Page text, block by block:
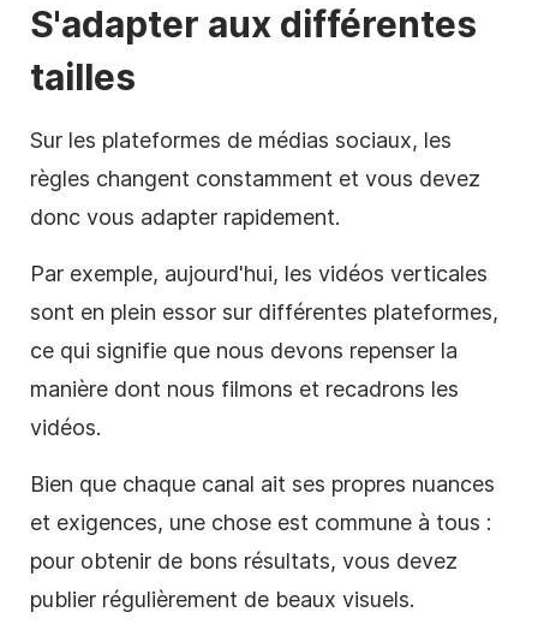
S'adapter aux différentes
tailles
Sur les plateformes de médias sociaux, les
règles changent constamment et vous devez
donc vous adapter rapidement.
Par exemple, aujourd'hui, les vidéos verticales
sont en plein essor sur différentes plateformes,
ce qui signifie que nous devons repenser la
manière dont nous filmons et recadrons les
vidéos.
Bien que chaque canal ait ses propres nuances
et exigences, une chose est commune à tous :
pour obtenir de bons résultats, vous devez
publier régulièrement de beaux visuels.